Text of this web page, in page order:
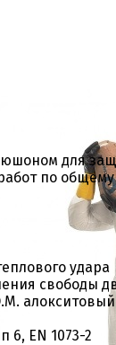
для
по
удара
свободы
алокситовый
6, EN 1073-2